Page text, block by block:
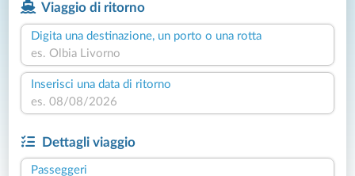
Viaggio di ritorno
Digita una destinazione, un porto o una rotta
Inserisci una data di ritorno
Dettagli viaggio
Passeggeri